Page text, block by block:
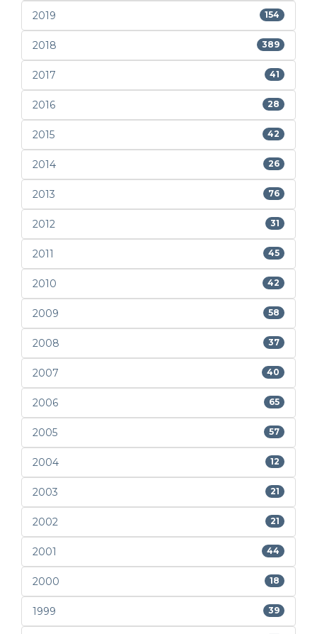
2019 154
2018 389
2017 41
2016 28
2015 42
2014 26
2013 76
2012 31
2011 45
2010 42
2009 58
2008 37
2007 40
2006 65
2005 57
2004 12
2003 21
2002 21
2001 44
2000 18
1999 39